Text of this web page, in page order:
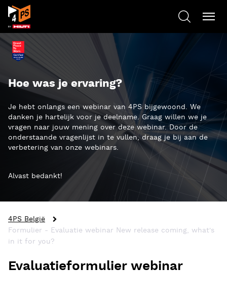
Hoe was je ervaring?
Je hebt onlangs een webinar van 4PS bijgewoond. We
danken je hartelijk voor je deelname. Graag willen we je
vragen naar jouw mening over deze webinar. Door de
onderstaande vragenlijst in te vullen, draag je bij aan de
verbetering van onze webinars.
Alvast bedankt!
4PS België
Formulier - Evaluatie webinar New release coming, what's
in it for you?
Evaluatieformulier webinar